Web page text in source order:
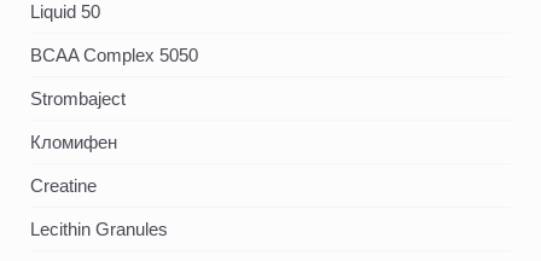
Liquid 50
BCAA Complex 5050
Strombaject
Кломифен
Creatine
Lecithin Granules